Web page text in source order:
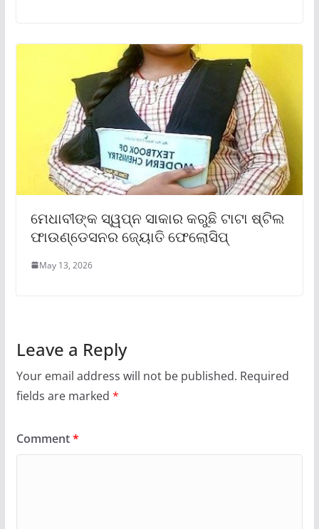
ମେଧାବୀଙ୍କ ସ୍ୱପ୍ନ ସାକାର କରୁଛି ଟାଟା ଷ୍ଟିଲ
ଫାଉଣ୍ଡେସନର ଜ୍ୟୋତି ଫେଲୋସିପ୍‌
May 13, 2026
Leave a Reply
Your email address will not be published. Required
fields are marked *
Comment*